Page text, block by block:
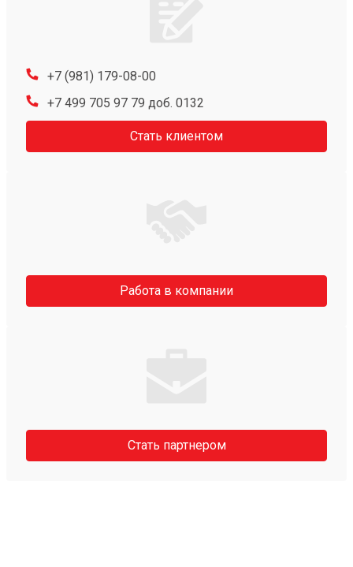
+7 (981) 179-08-00
+7 499 705 97 79 доб. 0132
Стать клиентом
Работа в компании
Стать партнером